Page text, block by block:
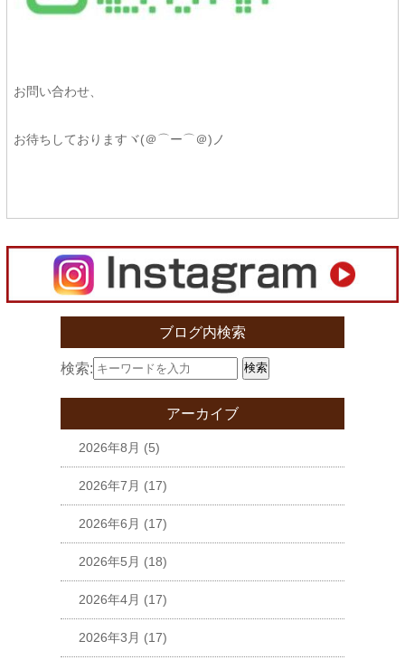
お問い合わせ、
お待ちしておりますヾ(＠⌒ー⌒＠)ノ
ブログ内検索
検索: 検索
アーカイブ
2026年8月 (5)
2026年7月 (17)
2026年6月 (17)
2026年5月 (18)
2026年4月 (17)
2026年3月 (17)